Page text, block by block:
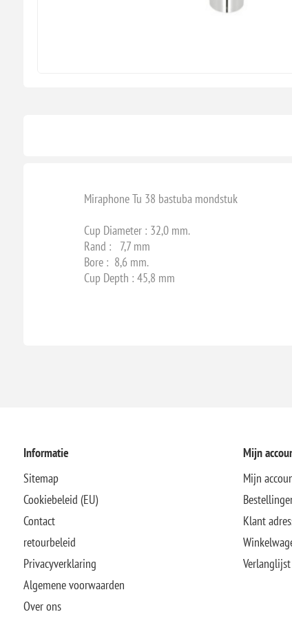
Miraphone Tu 38 bastuba mondstuk
Cup Diameter : 32,0 mm.
Rand : 7,7 mm
Bore : 8,6 mm.
Cup Depth : 45,8 mm
Informatie
Sitemap
Cookiebeleid (EU)
Contact
retourbeleid
Privacyverklaring
Algemene voorwaarden
Over ons
Mijn
Mijn
Klant
Verlanglijst